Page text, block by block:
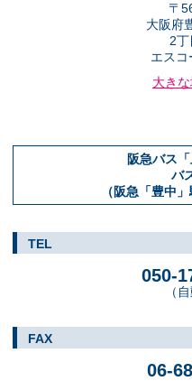
〒
大阪府
2
エスコ
大き
阪急バス
バ
（阪急「豊中
TEL
050-
（
FAX
06-